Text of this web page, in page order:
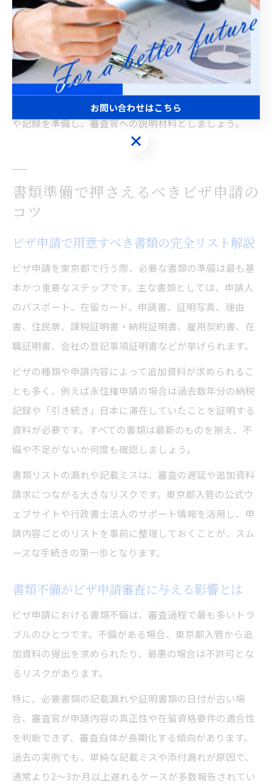
更の履歴をもとに厳格に審査されるため、年数計算のミ
スが致命的なリスクとなりかねません。
実際の計算に不安がある場合は、行政書士などの専門家
に相談し、個々の状況に応じた正確な年数を算出しても
らうことが、失敗を避けるコツです。必要に応じて年表
や記録を準備し、審査官への説明材料としましょう。
書類準備で押さえるべきビザ申請の
コツ
ビザ申請で用意すべき書類の完全リスト解説
ビザ申請を東京都で行う際、必要な書類の準備は最も基
本かつ重要なステップです。主な書類としては、申請人
のパスポート、在留カード、申請書、証明写真、理由
書、住民票、課税証明書・納税証明書、雇用契約書、在
職証明書、会社の登記事項証明書などが挙げられます。
ビザの種類や申請内容によって追加資料が求められるこ
とも多く、例えば永住権申請の場合は過去数年分の納税
記録や「引き続き」日本に滞在していたことを証明する
資料が必要です。すべての書類は最新のものを揃え、不
備や不足がないか何度も確認しましょう。
書類リストの漏れや記載ミスは、審査の遅延や追加資料
請求につながる大きなリスクです。東京都入管の公式ウ
ェブサイトや行政書士法人のサポート情報を活用し、申
請内容ごとのリストを事前に整理しておくことが、スム
ーズな手続きの第一歩となります。
書類不備がビザ申請審査に与える影響とは
ビザ申請における書類不備は、審査過程で最も多いトラ
ブルのひとつです。不備がある場合、東京都入管から追
加資料の提出を求められたり、最悪の場合は不許可とな
るリスクがあります。
特に、必要書類の記載漏れや証明書類の日付が古い場
合、審査官が申請内容の真正性や在留資格要件の適合性
を判断できず、審査自体が長期化する傾向があります。
過去の実例でも、単純な記載ミスや添付漏れが原因で、
通常より2〜3か月以上遅れるケースが多数報告されてい
お問い合わせはこちら
お問い合わせはこちら